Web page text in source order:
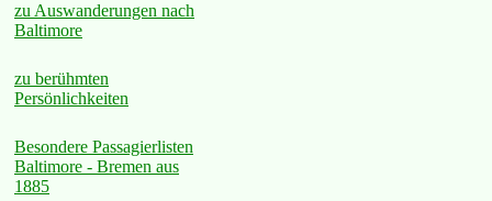
zu Auswanderungen nach
Baltimore
zu berühmten
Persönlichkeiten
Besondere Passagierlisten
Baltimore - Bremen aus
1885